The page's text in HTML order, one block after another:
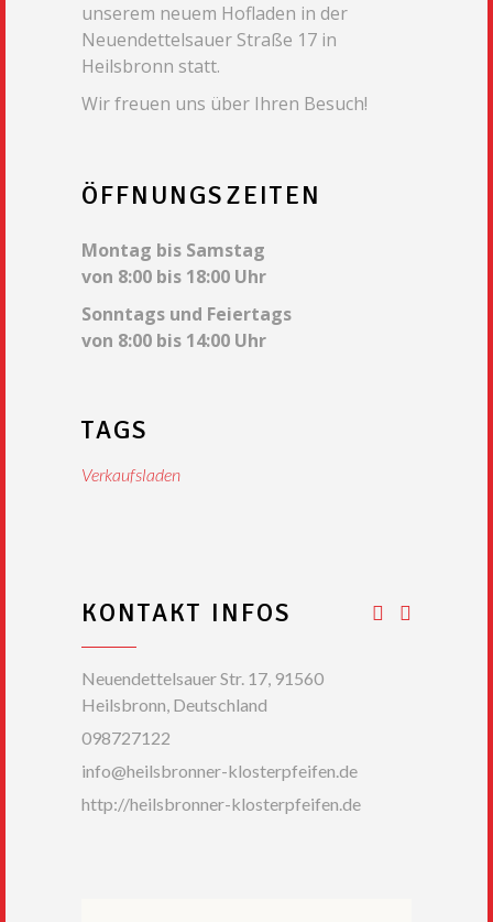
unserem neuem Hofladen in der
Neuendettelsauer Straße 17 in
Heilsbronn statt.
Wir freuen uns über Ihren Besuch!
ÖFFNUNGSZEITEN
Montag bis Samstag
von 8:00 bis 18:00 Uhr
Sonntags und Feiertags
von 8:00 bis 14:00 Uhr
TAGS
Verkaufsladen
KONTAKT INFOS
Neuendettelsauer Str. 17, 91560
Heilsbronn, Deutschland
098727122
info@heilsbronner-klosterpfeifen.de
http://heilsbronner-klosterpfeifen.de